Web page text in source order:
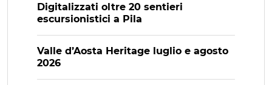
Digitalizzati oltre 20 sentieri
escursionistici a Pila
Valle d’Aosta Heritage luglio e agosto
2026